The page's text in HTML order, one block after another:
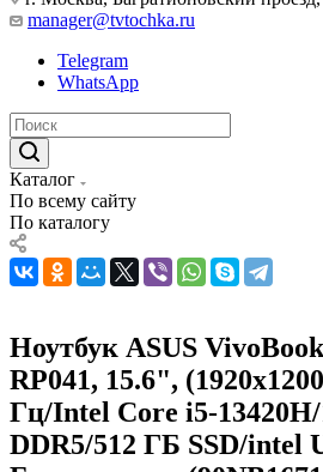
manager@tvtochka.ru
Telegram
WhatsApp
Каталог
По всему сайту
По каталогу
Ноутбук ASUS
RP041, 15.6",
Гц/Intel Core i5-
DDR5/512 ГБ SSD/intel